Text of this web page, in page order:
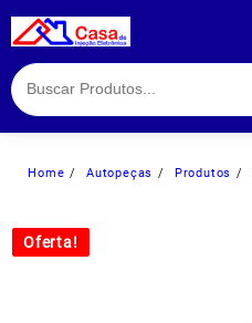
to
Home Autopeças Produtos
Oferta!
Oferta!